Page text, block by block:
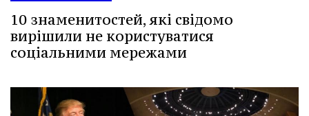
10 знаменитостей, які свідомо
вирішили не користуватися
соціальними мережами